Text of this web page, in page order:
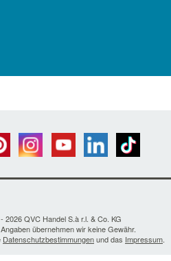
2026 QVC Handel S.à r.l. & Co. KG
übernehmen wir keine Gewähr.
Datenschutzbestimmungenund das Impressum.